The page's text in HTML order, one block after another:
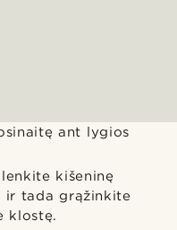
ant lygios
kišeninę
ir tada grąžinkite
klostę.